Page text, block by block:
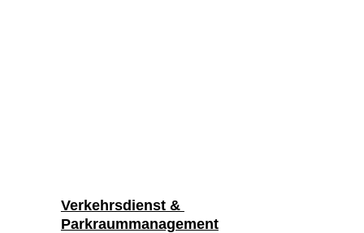
Verkehrsdienst &
Parkraummanagement